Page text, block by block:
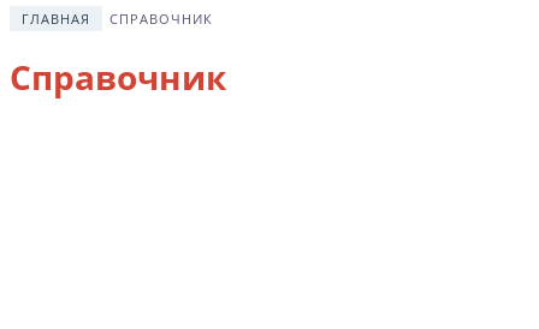
ГЛАВНАЯ СПРАВОЧНИК
Справочник